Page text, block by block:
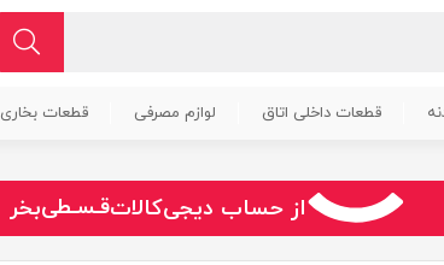
قطعات داخلی اتاق لوازم مصرفی قطعات بخاری
از حساب دیجی‌کالاتسـریــع
امـــــن
بخر